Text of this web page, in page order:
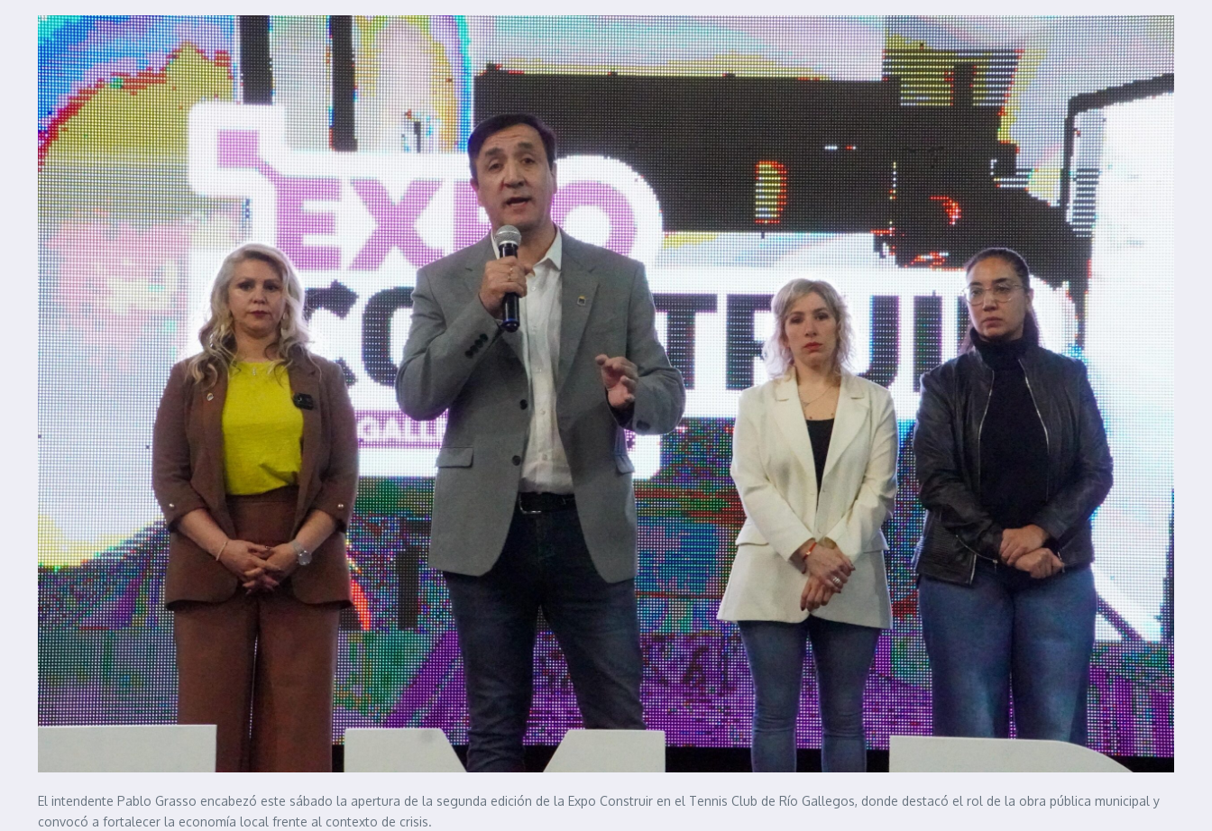
El intendente Pablo Grasso encabezó este sábado la apertura de la segunda edición de la Expo Construir en el Tennis Club de Río Gallegos, donde destacó el rol de la obra pública municipal y
convocó a fortalecer la economía local frente al contexto de crisis.